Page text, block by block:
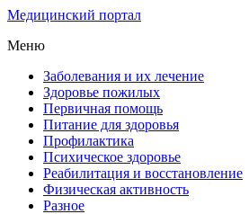
Медицинский портал
Меню
Заболевания и их лечение
Здоровье пожилых
Первичная помощь
Питание для здоровья
Профилактика
Психическое здоровье
Реабилитация и восстановление
Физическая активность
Разное